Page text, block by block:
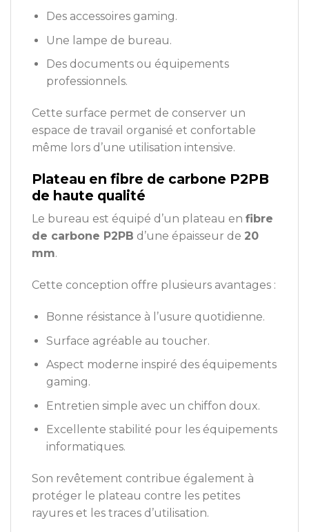
Des accessoires gaming.
Une lampe de bureau.
Des documents ou équipements
professionnels.
Cette surface permet de conserver un
espace de travail organisé et confortable
même lors d’une utilisation intensive.
Plateau en fibre de carbone P2PB
de haute qualité
Le bureau est équipé d’un plateau en fibre
de carbone P2PB d’une épaisseur de 20
mm.
Cette conception offre plusieurs avantages :
Bonne résistance à l’usure quotidienne.
Surface agréable au toucher.
Aspect moderne inspiré des équipements
gaming.
Entretien simple avec un chiffon doux.
Excellente stabilité pour les équipements
informatiques.
Son revêtement contribue également à
protéger le plateau contre les petites
rayures et les traces d’utilisation.